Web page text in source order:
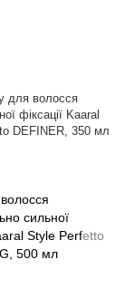
для волосся
фіксації Kaaral
DEFINER, 350 мл